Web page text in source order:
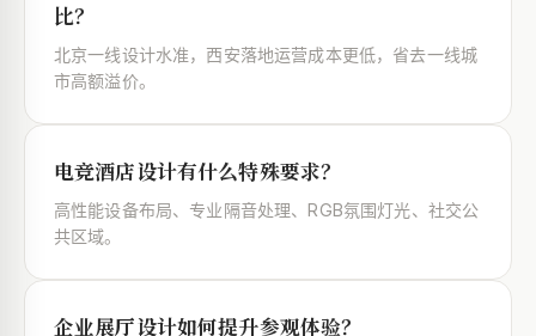
比？
北京一线设计水准，西安落地运营成本更低，省去一线城
市高额溢价。
电竞酒店设计有什么特殊要求？
高性能设备布局、专业隔音处理、RGB氛围灯光、社交公
共区域。
企业展厅设计如何提升参观体验？